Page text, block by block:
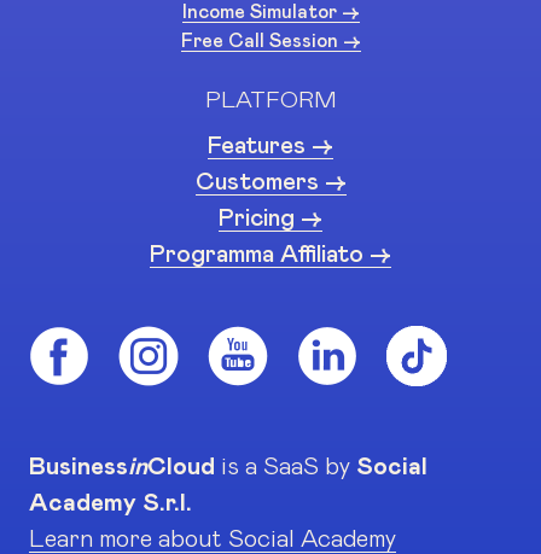
Income Simulator ->
Free Call Session ->
PLATFORM
Features ->
Customers ->
Pricing ->
Programma Affiliato ->
BusinessinCloud is a SaaS by Social
Academy S.r.l.
Learn more about Social Academy